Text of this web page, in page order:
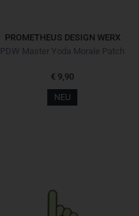
PROMETHEUS DESIGN WERX
PDW Master Yoda Morale Patch
€ 9,90
NEU